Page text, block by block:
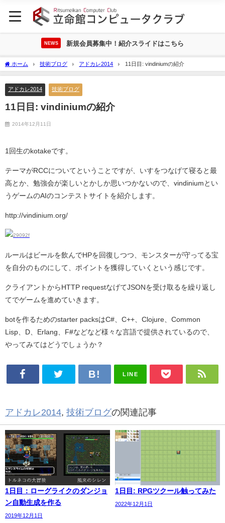
NEWS 新規会員募集中！紹介スライドはこちら
ホーム 技術ブログ アドカレ2014 11日目: vindiniumの紹介
アドカレ2014 技術ブログ
11日目: vindiniumの紹介
2014年12月11日
1回生のkotakeです。
テーマがRCCについてということですが、いすをつなげて寝ると最
高とか、勉強会が楽しいとかしか思いつかないので、vindiniumとい
うゲームのAIのコンテストサイトを紹介します。
http://vindinium.org/
ルールはビールを飲んでHPを回復しつつ、モンスターが守ってる宝
を自分のものにして、ポイントを獲得していくという感じです。
クライアントからHTTP requestなげてJSONを受け取るを繰り返し
てでゲームを進めていきます。
botを作るためのstarter packsはC#、C++、Clojure、Common
Lisp、D、Erlang、F#などなど様々な言語で提供されているので、
やってみてはどうでしょうか？
LINE
アドカレ2014, 技術ブログの関連記事
1日目：ローグライクのダンジョ
ン自動生成を作る
2019年12月1日
1日目: RPGツクール触ってみた
2022年12月1日